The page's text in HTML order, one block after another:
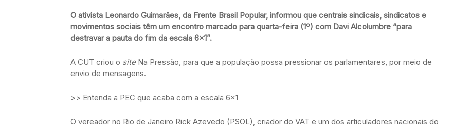
O ativista Leonardo Guimarães, da Frente Brasil Popular, informou que centrais sindicais, sindicatos e
movimentos sociais têm um encontro marcado para quarta-feira (1º) com Davi Alcolumbre “para
destravar a pauta do fim da escala 6×1”.
A CUT criou o siteNa Pressão, para que a população possa pressionar os parlamentares, por meio de
envio de mensagens.
>> Entenda a PEC que acaba com a escala 6×1
O vereador no Rio de Janeiro Rick Azevedo (PSOL), criador do VAT e um dos articuladores nacionais do